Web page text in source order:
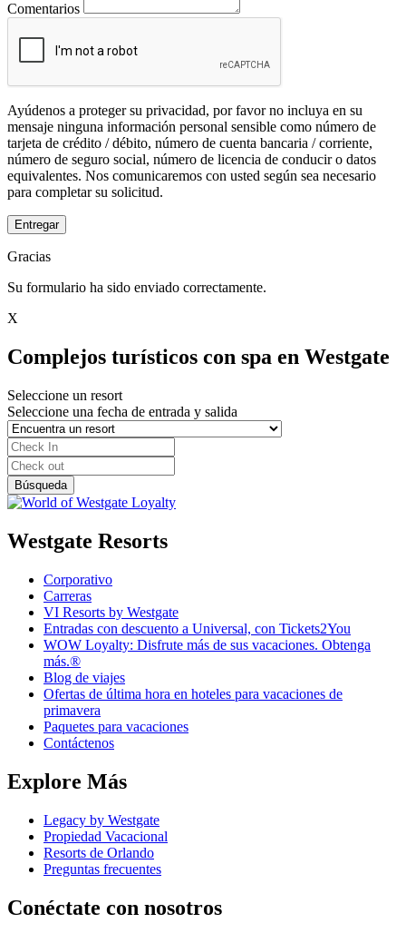
Comentarios
Ayúdenos a proteger su privacidad, por favor no incluya en su
mensaje ninguna información personal sensible como número de
tarjeta de crédito / débito, número de cuenta bancaria / corriente,
número de seguro social, número de licencia de conducir o datos
equivalentes. Nos comunicaremos con usted según sea necesario
para completar su solicitud.
Entregar
Gracias
Su formulario ha sido enviado correctamente.
X
Complejos turísticos con spa en Westgate
Seleccione un resort
Seleccione una fecha de entrada y salida
Westgate Resorts
Corporativo
Carreras
VI Resorts by Westgate
Entradas con descuento a Universal, con Tickets2You
WOW Loyalty: Disfrute más de sus vacaciones. Obtenga
más.®
Blog de viajes
Ofertas de última hora en hoteles para vacaciones de
primavera
Paquetes para vacaciones
Contáctenos
Explore Más
Legacy by Westgate
Propiedad Vacacional
Resorts de Orlando
Preguntas frecuentes
Conéctate con nosotros